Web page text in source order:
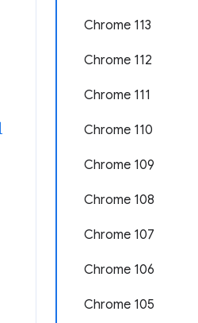
Chrome 113
Chrome 112
Chrome 111
Chrome 110
Chrome 109
Chrome 108
Chrome 107
Chrome 106
Chrome 105